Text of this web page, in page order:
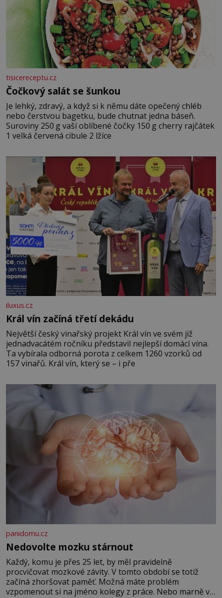
tisicereceptu.cz
Čočkový salát se šunkou
Je lehký, zdravý, a když si k němu dáte opečený chléb
nebo čerstvou bagetku, bude chutnat jedna báseň.
Suroviny 250 g vaší oblíbené čočky 150 g cherry rajčátek
1 velká červená cibule 2 lžíce
iluxus.cz
Král vín začíná třetí dekádu
Největší český vinařský projekt Král vín ve svém již
jednadvacátém ročníku představil nejlepší domácí vína.
Ta vybírala odborná porota z celkem 1260 vzorků od
157 vinařů. Král vín, který se – i pře
panidomu.cz
Nedovolte mozku stárnout
Každý, komu je přes 25 let, by měl pravidelně
procvičovat mozkové závity. V tomto období se totiž
začíná zhoršovat paměť. Možná máte problém
vzpomenout si na jméno kolegy z práce. Nebo marně v